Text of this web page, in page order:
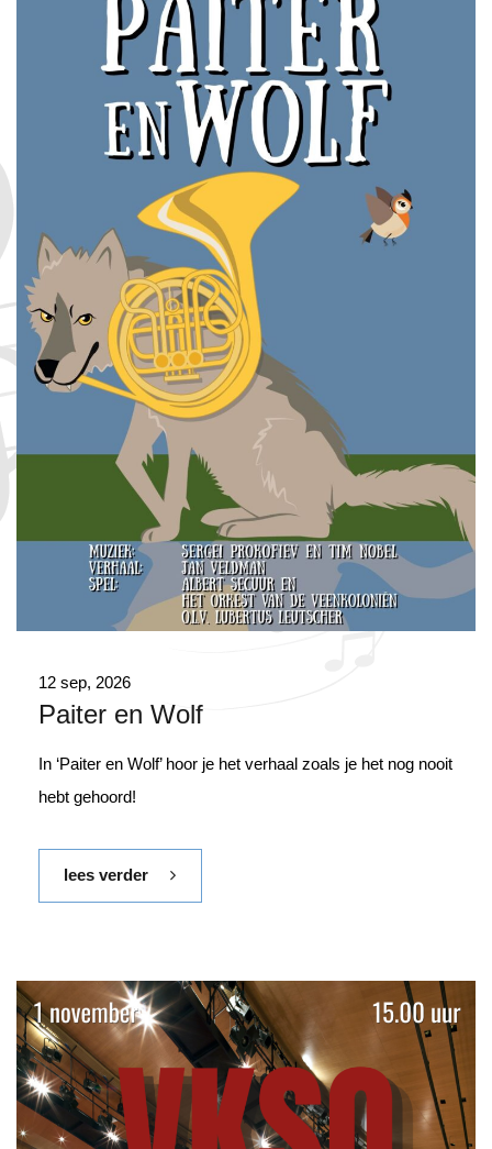
12 sep, 2026
Paiter en Wolf
In ‘Paiter en Wolf’ hoor je het verhaal zoals je het nog nooit
hebt gehoord!
lees verder